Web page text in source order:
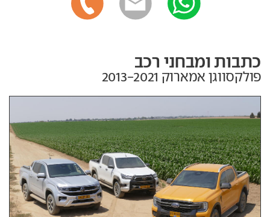
כתבות ומבחני רכב
פולקסווגן אמארוק‏ 2013-2021